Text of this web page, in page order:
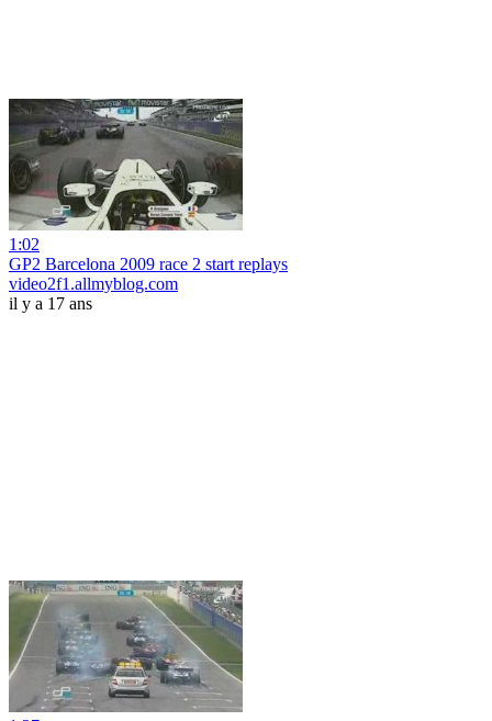
1:02
GP2 Barcelona 2009 race 2 start replays
video2f1.allmyblog.com
il y a 17 ans